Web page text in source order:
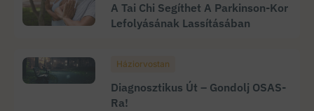
A Tai Chi Segíthet A Parkinson-Kor
Lefolyásának Lassításában
Háziorvostan
Diagnosztikus Út – Gondolj OSAS-
Ra!